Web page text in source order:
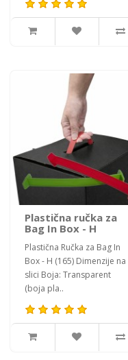
Plastična ručka za
Bag In Box - H
Plastična Ručka za Bag In
Box - H (165) Dimenzije na
slici Boja: Transparent
(boja pla..